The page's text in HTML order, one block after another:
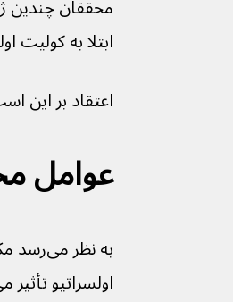
ابتلا به کولیت
اعتقاد بر این است که
عوامل
به نظر
اولسراتیو تأثیر می‌گذارد، که نشان می‌دهد عوامل محیطی